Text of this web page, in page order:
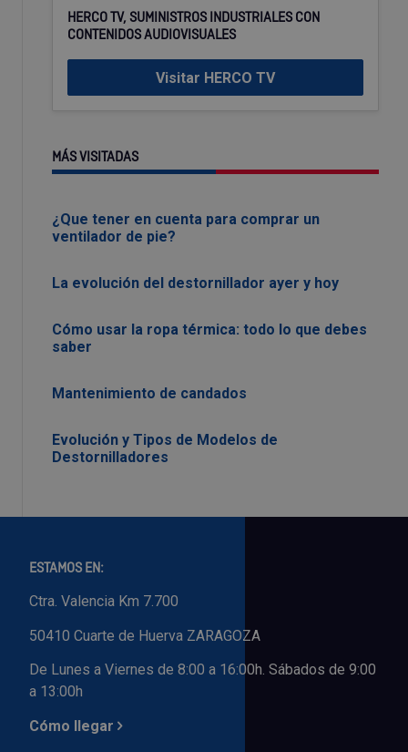
HERCO TV, SUMINISTROS INDUSTRIALES CON
CONTENIDOS AUDIOVISUALES
Visitar HERCO TV
MÁS VISITADAS
¿Que tener en cuenta para comprar un
ventilador de pie?
La evolución del destornillador ayer y hoy
Cómo usar la ropa térmica: todo lo que debes
saber
Mantenimiento de candados
Evolución y Tipos de Modelos de
Destornilladores
ESTAMOS EN:
Ctra. Valencia Km 7.700
50410 Cuarte de Huerva ZARAGOZA
De Lunes a Viernes de 8:00 a 16:00h. Sábados de 9:00
a 13:00h
Cómo llegar